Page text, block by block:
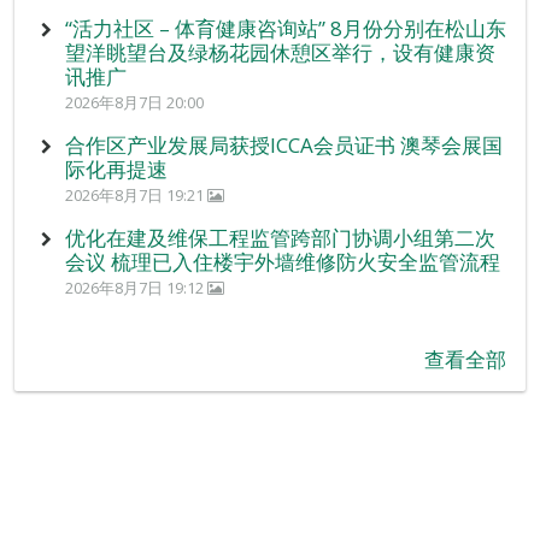
“活力社区 – 体育健康咨询站” 8月份分别在松山东
望洋眺望台及绿杨花园休憩区举行，设有健康资
讯推广
2026年8月7日 20:00
合作区产业发展局获授ICCA会员证书 澳琴会展国
际化再提速
2026年8月7日 19:21
优化在建及维保工程监管跨部门协调小组第二次
会议 梳理已入住楼宇外墙维修防火安全监管流程
2026年8月7日 19:12
查看全部